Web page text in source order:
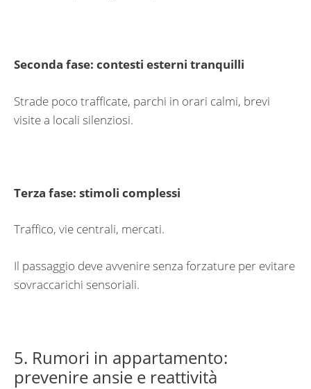
Seconda fase: contesti esterni tranquilli
Strade poco trafficate, parchi in orari calmi, brevi
visite a locali silenziosi.
Terza fase: stimoli complessi
Traffico, vie centrali, mercati.
Il passaggio deve avvenire senza forzature per evitare
sovraccarichi sensoriali.
5. Rumori in appartamento:
prevenire ansie e reattività